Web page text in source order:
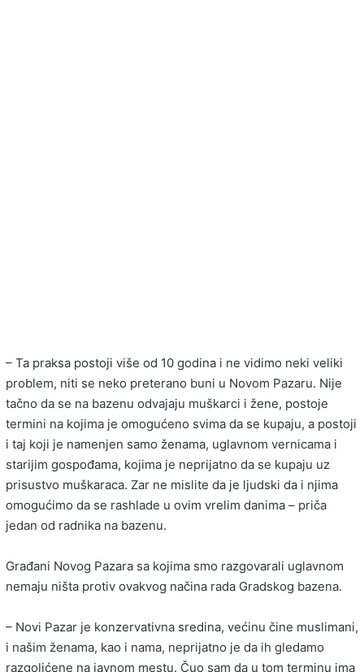
– Ta praksa postoji više od 10 godina i ne vidimo neki veliki
problem, niti se neko preterano buni u Novom Pazaru. Nije
tačno da se na bazenu odvajaju muškarci i žene, postoje
termini na kojima je omogućeno svima da se kupaju, a postoji
i taj koji je namenjen samo ženama, uglavnom vernicama i
starijim gospođama, kojima je neprijatno da se kupaju uz
prisustvo muškaraca. Zar ne mislite da je ljudski da i njima
omogućimo da se rashlade u ovim vrelim danima – priča
jedan od radnika na bazenu.
Građani Novog Pazara sa kojima smo razgovarali uglavnom
nemaju ništa protiv ovakvog načina rada Gradskog bazena.
– Novi Pazar je konzervativna sredina, većinu čine muslimani,
i našim ženama, kao i nama, neprijatno je da ih gledamo
razgolićene na javnom mestu. Čuo sam da u tom terminu ima